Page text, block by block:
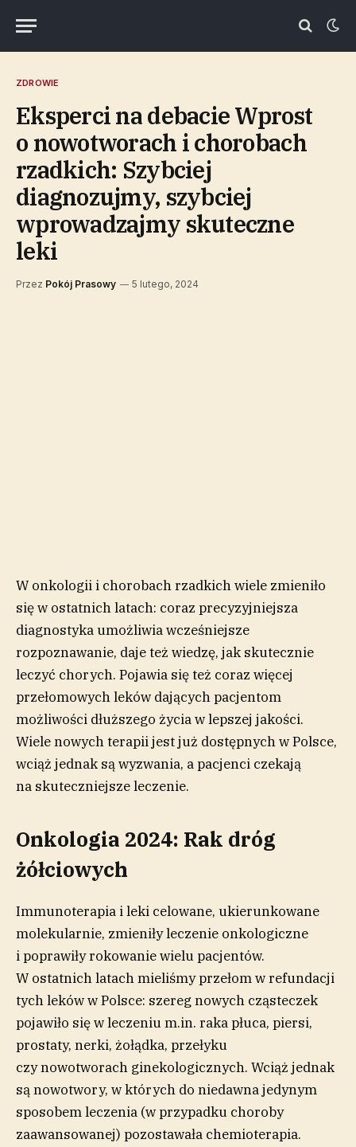
ZDROWIE
Eksperci na debacie Wprost
o nowotworach i chorobach
rzadkich: Szybciej
diagnozujmy, szybciej
wprowadzajmy skuteczne
leki
Przez Pokój Prasowy 5 lutego, 2024
W onkologii i chorobach rzadkich wiele zmieniło
się w ostatnich latach: coraz precyzyjniejsza
diagnostyka umożliwia wcześniejsze
rozpoznawanie, daje też wiedzę, jak skutecznie
leczyć chorych. Pojawia się też coraz więcej
przełomowych leków dających pacjentom
możliwości dłuższego życia w lepszej jakości.
Wiele nowych terapii jest już dostępnych w Polsce,
wciąż jednak są wyzwania, a pacjenci czekają
na skuteczniejsze leczenie.
Onkologia 2024: Rak dróg
żółciowych
Immunoterapia i leki celowane, ukierunkowane
molekularnie, zmieniły leczenie onkologiczne
i poprawiły rokowanie wielu pacjentów.
W ostatnich latach mieliśmy przełom w refundacji
tych leków w Polsce: szereg nowych cząsteczek
pojawiło się w leczeniu m.in. raka płuca, piersi,
prostaty, nerki, żołądka, przełyku
czy nowotworach ginekologicznych. Wciąż jednak
są nowotwory, w których do niedawna jedynym
sposobem leczenia (w przypadku choroby
zaawansowanej) pozostawała chemioterapia.